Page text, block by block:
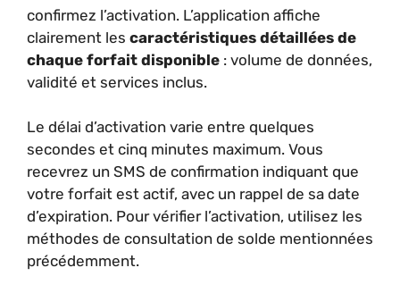
confirmez l’activation. L’application affiche
clairement les caractéristiques détaillées de
chaque forfait disponible : volume de données,
validité et services inclus.
Le délai d’activation varie entre quelques
secondes et cinq minutes maximum. Vous
recevrez un SMS de confirmation indiquant que
votre forfait est actif, avec un rappel de sa date
d’expiration. Pour vérifier l’activation, utilisez les
méthodes de consultation de solde mentionnées
précédemment.